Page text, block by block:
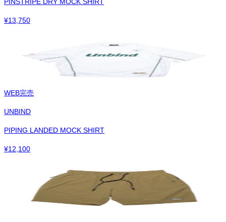
PINSTRIPE DRY MOCK SHIRT
¥13,750
WEB完売
UNBIND
PIPING LANDED MOCK SHIRT
¥12,100